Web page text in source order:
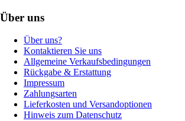
Über uns
Über uns?
Kontaktieren Sie uns
Allgemeine Verkaufsbedingungen
Rückgabe & Erstattung
Impressum
Zahlungsarten
Lieferkosten und Versandoptionen
Hinweis zum Datenschutz